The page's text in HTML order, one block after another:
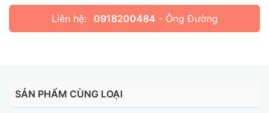
Liên hệ: 0918200484 - Ông Đường
SẢN PHẨM CÙNG LOẠI